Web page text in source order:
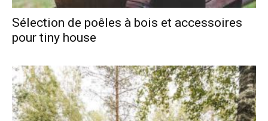
Sélection de poêles à bois et accessoires
pour tiny house